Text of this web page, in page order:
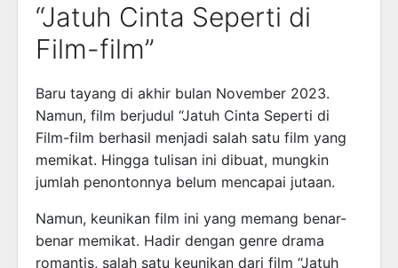
“Jatuh Cinta Seperti di
Film-film”
Baru tayang di akhir bulan November 2023.
Namun, film berjudul “Jatuh Cinta Seperti di
Film-film berhasil menjadi salah satu film yang
memikat. Hingga tulisan ini dibuat, mungkin
jumlah penontonnya belum mencapai jutaan.
Namun, keunikan film ini yang memang benar-
benar memikat. Hadir dengan genre drama
romantis, salah satu keunikan dari film “Jatuh